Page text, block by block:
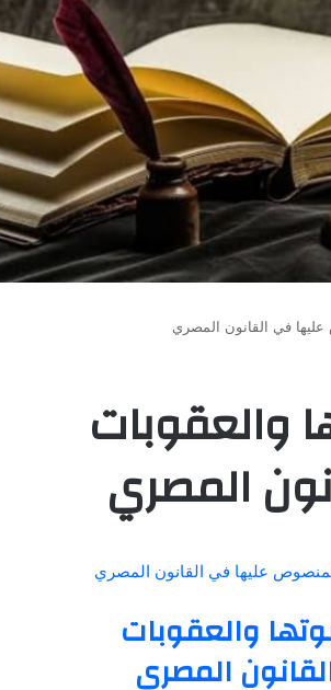
في القانون المصري
والعقوبات
المصري
عليها في القانون المصري
والعقوبات
المصري